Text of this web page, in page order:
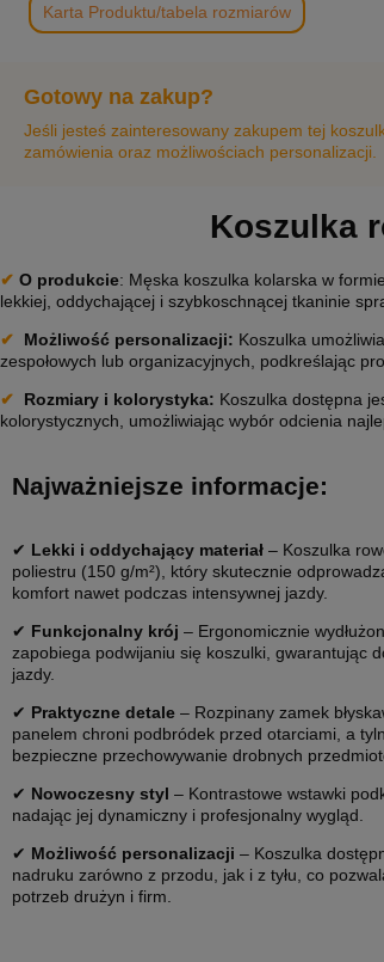
Karta Produktu/tabela rozmiarów
Gotowy na zakup?
Jeśli jesteś zainteresowany zakupem tej
zamówienia oraz możliwościach personalizacji.
Koszulka
✔ O produkcie: Męska koszulka kolarska w formie
lekkiej, oddychającej i szybkoschnącej tkaninie
✔
Możliwość personalizacji: Koszulka
zespołowych lub organizacyjnych, podkreślając
✔ Rozmiary i kolorystyka: Koszulka dostępna
kolorystycznych, umożliwiając wybór odcienia
Najważniejsze informacje:
✔ Lekki i oddychający materiał – Koszulka
poliestru (150 g/m²), który skutecznie
komfort nawet podczas intensywnej jazdy.
✔ Funkcjonalny krój – Ergonomicznie
zapobiega podwijaniu się koszulki, gwarantując
jazdy.
✔ Praktyczne detale – Rozpinany zamek
panelem chroni podbródek przed otarciami, a
bezpieczne przechowywanie drobnych
✔ Nowoczesny styl – Kontrastowe wstawki
nadając jej dynamiczny i profesjonalny wygląd.
✔ Możliwość personalizacji – Koszulka
nadruku zarówno z przodu, jak i z tyłu, co
potrzeb drużyn i firm.